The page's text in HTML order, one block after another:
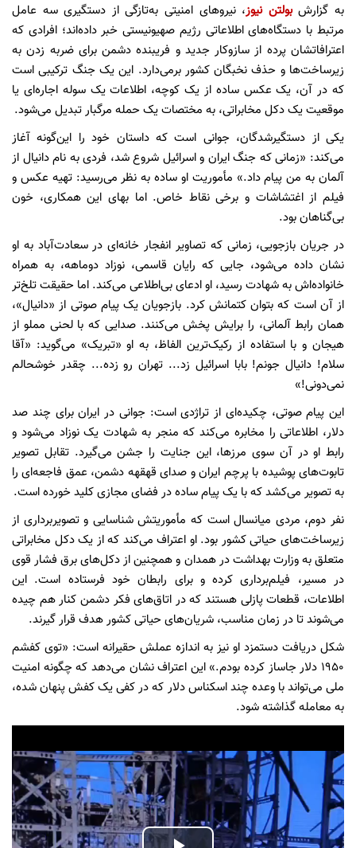
به گزارشبولتن نیوز، نیروهای امنیتی به‌تازگی از دستگیری سه عامل
مرتبط با دستگاه‌های اطلاعاتی رژیم صهیونیستی خبر داده‌اند؛ افرادی که
اعترافاتشان پرده از سازوکار جدید و فریبنده دشمن برای ضربه زدن به
زیرساخت‌ها و حذف نخبگان کشور برمی‌دارد. این یک جنگ ترکیبی است
که در آن، یک عکس ساده از یک کوچه، اطلاعات یک سوله اجاره‌ای یا
موقعیت یک دکل مخابراتی، به مختصات یک حمله مرگبار تبدیل می‌شود.
یکی از دستگیرشدگان، جوانی است که داستان خود را این‌گونه آغاز
می‌کند: «زمانی که جنگ ایران و اسرائیل شروع شد، فردی به نام دانیال از
آلمان به من پیام داد.» مأموریت او ساده به نظر می‌رسید: تهیه عکس و
فیلم از اغتشاشات و برخی نقاط خاص. اما بهای این همکاری، خون
بی‌گناهان بود.
در جریان بازجویی، زمانی که تصاویر انفجار خانه‌ای در سعادت‌آباد به او
نشان داده می‌شود، جایی که رایان قاسمی، نوزاد دوماهه، به همراه
خانواده‌اش به شهادت رسید، او ادعای بی‌اطلاعی می‌کند. اما حقیقت تلخ‌تر
از آن است که بتوان کتمانش کرد. بازجویان یک پیام صوتی از «دانیال»،
همان رابط آلمانی، را برایش پخش می‌کنند. صدایی که با لحنی مملو از
هیجان و با استفاده از رکیک‌ترین الفاظ، به او «تبریک» می‌گوید: «آقا
سلام! دانیال جونم! بابا اسرائیل زد... تهران رو زده... چقدر خوشحالم
نمی‌دونی!»
این پیام صوتی، چکیده‌ای از تراژدی است: جوانی در ایران برای چند صد
دلار، اطلاعاتی را مخابره می‌کند که منجر به شهادت یک نوزاد می‌شود و
رابط او در آن سوی مرزها، این جنایت را جشن می‌گیرد. تقابل تصویر
تابوت‌های پوشیده با پرچم ایران و صدای قهقهه دشمن، عمق فاجعه‌ای را
به تصویر می‌کشد که با یک پیام ساده در فضای مجازی کلید خورده است.
نفر دوم، مردی میانسال است که مأموریتش شناسایی و تصویربرداری از
زیرساخت‌های حیاتی کشور بود. او اعتراف می‌کند که از یک دکل مخابراتی
متعلق به وزارت بهداشت در همدان و همچنین از دکل‌های برق فشار قوی
در مسیر، فیلم‌برداری کرده و برای رابطان خود فرستاده است. این
اطلاعات، قطعات پازلی هستند که در اتاق‌های فکر دشمن کنار هم چیده
می‌شوند تا در زمان مناسب، شریان‌های حیاتی کشور هدف قرار گیرند.
شکل دریافت دستمزد او نیز به اندازه عملش حقیرانه است: «توی کفشم
۱۹۵۰ دلار جاساز کرده بودم.» این اعتراف نشان می‌دهد که چگونه امنیت
ملی می‌تواند با وعده چند اسکناس دلار که در کفی یک کفش پنهان شده،
به معامله گذاشته شود.